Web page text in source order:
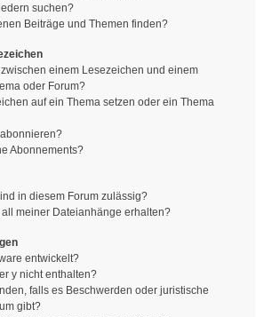
suchen?
Beiträge und Themen finden?
einem Lesezeichen und einem
oder Forum?
auf ein Thema setzen oder ein Thema
Abonnements?
in diesem Forum zulässig?
meiner Dateianhänge erhalten?
entwickelt?
y nicht enthalten?
falls es Beschwerden oder juristische
gibt?